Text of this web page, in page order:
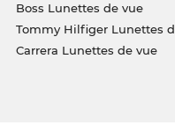
Boss Lunettes de vue
Tommy Hilfiger Lunettes
Carrera Lunettes de vue